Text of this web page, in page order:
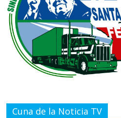
Cuna de la Noticia TV